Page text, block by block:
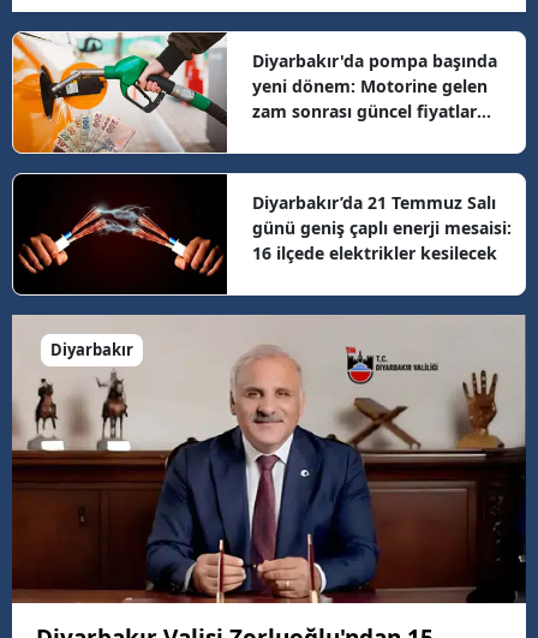
Diyarbakır'da pompa başında
yeni dönem: Motorine gelen
zam sonrası güncel fiyatlar
Diyarbakır’da 21 Temmuz Salı
günü geniş çaplı enerji mesaisi:
16 ilçede elektrikler kesilecek
Diyarbakır